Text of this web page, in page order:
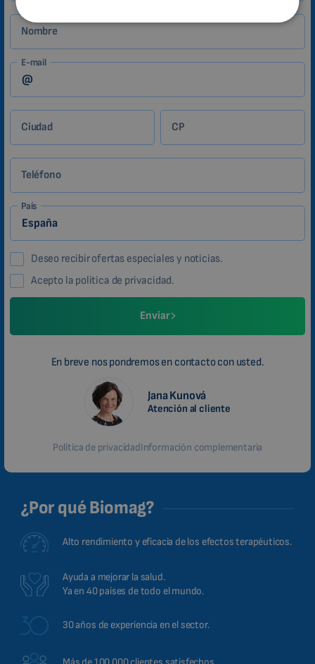
Nombre
E-mail
Ciudad CP
Teléfono
País
Deseo recibir ofertas especiales y noticias.
Acepto la política de privacidad.
Enviar
En breve nos pondremos en contacto con usted.
Jana Kunová
Atención al cliente
Política de privacidadInformación complementaria
¿Por qué Biomag?
Alto rendimiento y eficacia de los efectos terapéuticos.
Ayuda a mejorar la salud.
Ya en 40 países de todo el mundo.
30 años de experiencia en el sector.
HINDI
CHINESE (SIMPLIFIED)
CZECH